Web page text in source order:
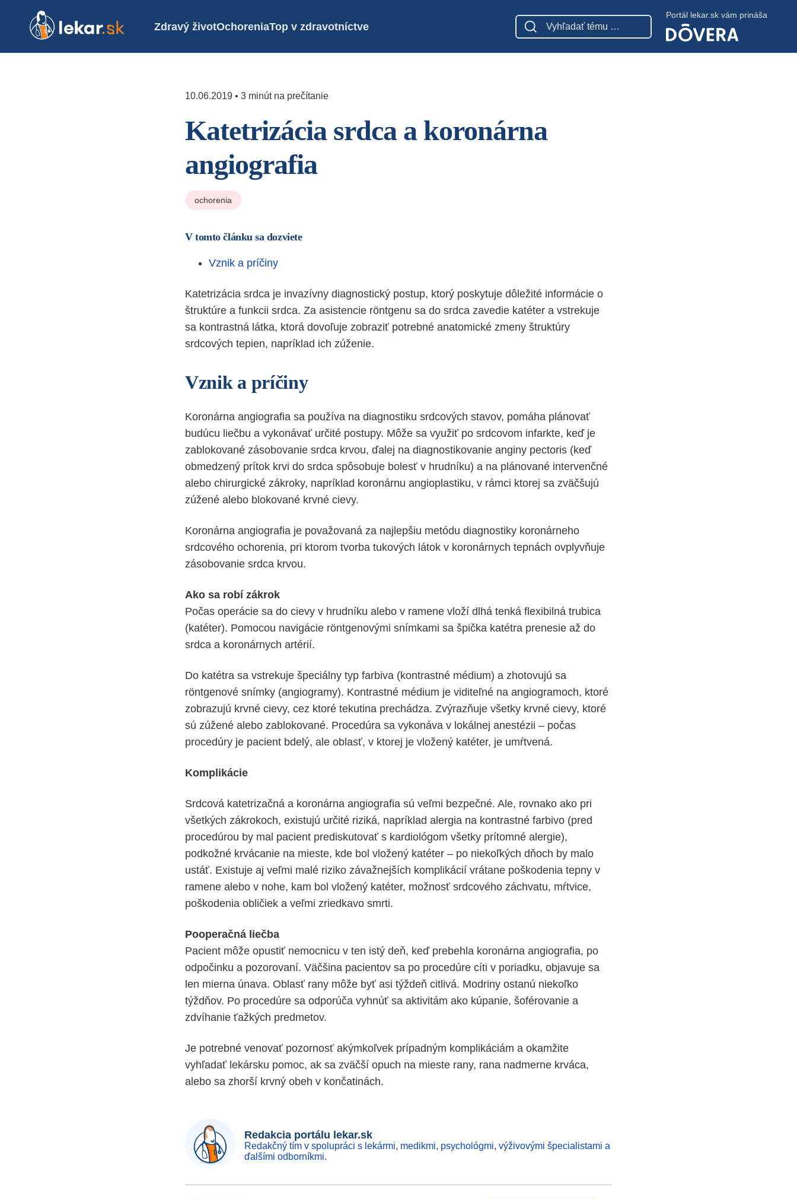
Zdravý životOchoreniaTop v zdravotníctve
Portál lekar.sk vám prináša
10.06.2019 • 3 minút na prečítanie
Katetrizácia srdca a koronárna
angiografia
ochorenia
V tomto článku sa dozviete
Vznik a príčiny
Katetrizácia srdca je invazívny diagnostický postup, ktorý poskytuje dôležité informácie o
štruktúre a funkcii srdca. Za asistencie röntgenu sa do srdca zavedie katéter a vstrekuje
sa kontrastná látka, ktorá dovoľuje zobraziť potrebné anatomické zmeny štruktúry
srdcových tepien, napríklad ich zúženie.
Vznik a príčiny
Koronárna angiografia sa používa na diagnostiku srdcových stavov, pomáha plánovať
budúcu liečbu a vykonávať určité postupy. Môže sa využiť po srdcovom infarkte, keď je
zablokované zásobovanie srdca krvou, ďalej na diagnostikovanie anginy pectoris (keď
obmedzený prítok krvi do srdca spôsobuje bolesť v hrudníku) a na plánované intervenčné
alebo chirurgické zákroky, napríklad koronárnu angioplastiku, v rámci ktorej sa zväčšujú
zúžené alebo blokované krvné cievy.
Koronárna angiografia je považovaná za najlepšiu metódu diagnostiky koronárneho
srdcového ochorenia, pri ktorom tvorba tukových látok v koronárnych tepnách ovplyvňuje
zásobovanie srdca krvou.
Ako sa robí zákrok
Počas operácie sa do cievy v hrudníku alebo v ramene vloží dlhá tenká flexibilná trubica
(katéter). Pomocou navigácie röntgenovými snímkami sa špička katétra prenesie až do
srdca a koronárnych artérií.
Do katétra sa vstrekuje špeciálny typ farbiva (kontrastné médium) a zhotovujú sa
röntgenové snímky (angiogramy). Kontrastné médium je viditeľné na angiogramoch, ktoré
zobrazujú krvné cievy, cez ktoré tekutina prechádza. Zvýrazňuje všetky krvné cievy, ktoré
sú zúžené alebo zablokované. Procedúra sa vykonáva v lokálnej anestézii – počas
procedúry je pacient bdelý, ale oblasť, v ktorej je vložený katéter, je umŕtvená.
Komplikácie
Srdcová katetrizačná a koronárna angiografia sú veľmi bezpečné. Ale, rovnako ako pri
všetkých zákrokoch, existujú určité riziká, napríklad alergia na kontrastné farbivo (pred
procedúrou by mal pacient prediskutovať s kardiológom všetky prítomné alergie),
podkožné krvácanie na mieste, kde bol vložený katéter – po niekoľkých dňoch by malo
ustáť. Existuje aj veľmi malé riziko závažnejších komplikácií vrátane poškodenia tepny v
ramene alebo v nohe, kam bol vložený katéter, možnosť srdcového záchvatu, mŕtvice,
poškodenia obličiek a veľmi zriedkavo smrti.
Pooperačná liečba
Pacient môže opustiť nemocnicu v ten istý deň, keď prebehla koronárna angiografia, po
odpočinku a pozorovaní. Väčšina pacientov sa po procedúre cíti v poriadku, objavuje sa
len mierna únava. Oblasť rany môže byť asi týždeň citlivá. Modriny ostanú niekoľko
týždňov. Po procedúre sa odporúča vyhnúť sa aktivitám ako kúpanie, šoférovanie a
zdvíhanie ťažkých predmetov.
Je potrebné venovať pozornosť akýmkoľvek prípadným komplikáciám a okamžite
vyhľadať lekársku pomoc, ak sa zväčší opuch na mieste rany, rana nadmerne krváca,
alebo sa zhorší krvný obeh v končatinách.
Redakcia portálu lekar.sk
Redakčný tím v spolupráci s lekármi, medikmi, psychológmi, výživovými špecialistami a
ďalšími odborníkmi.